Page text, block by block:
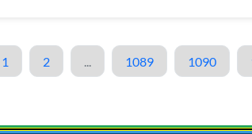
1 2 ... 1089 1090